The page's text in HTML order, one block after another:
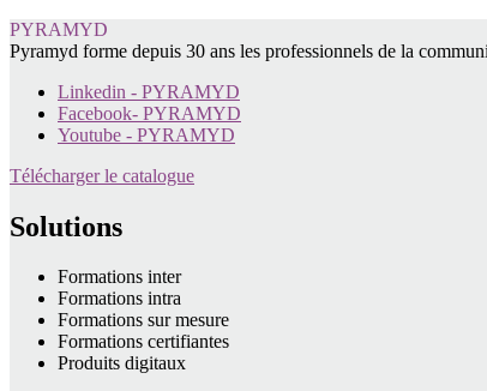
PYRAMYD
Pyramyd forme depuis 30 ans les professionnels de la
Linkedin - PYRAMYD
Facebook- PYRAMYD
Youtube - PYRAMYD
Télécharger le catalogue
Solutions
Formations inter
Formations intra
Formations sur mesure
Formations certifiantes
Produits digitaux